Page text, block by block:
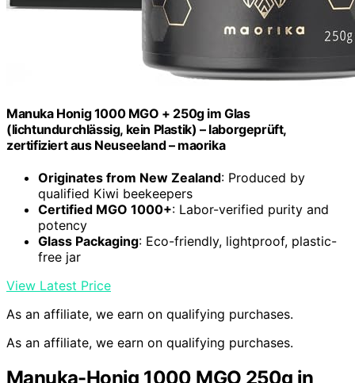
Manuka Honig 1000 MGO + 250g im Glas
(lichtundurchlässig, kein Plastik) – laborgeprüft,
zertifiziert aus Neuseeland – maorika
Originates from New Zealand: Produced by
qualified Kiwi beekeepers
Certified MGO 1000+: Labor-verified purity and
potency
Glass Packaging: Eco-friendly, lightproof, plastic-
free jar
View Latest Price
As an affiliate, we earn on qualifying purchases.
As an affiliate, we earn on qualifying purchases.
Manuka-Honig 1000 MGO 250g in